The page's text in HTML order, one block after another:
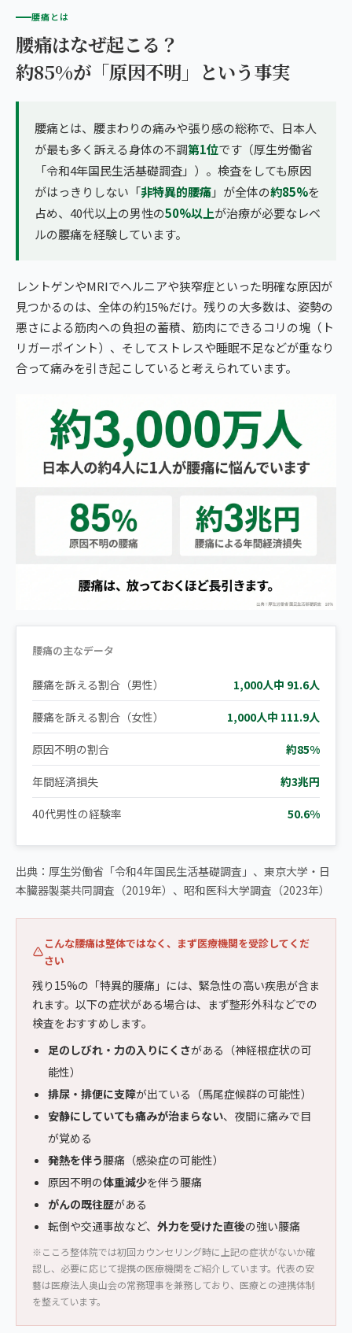
腰痛とは
腰痛はなぜ起こる？
約85%が「原因不明」という事実
腰痛とは、腰まわりの痛みや張り感の総称で、日本人
が最も多く訴える身体の不調第1位です（厚生労働省
「令和4年国民生活基礎調査」）。検査をしても原因
がはっきりしない「非特異的腰痛」が全体の約85%を
占め、40代以上の男性の50%以上が治療が必要なレベ
ルの腰痛を経験しています。
レントゲンやMRIでヘルニアや狭窄症といった明確な原因が
見つかるのは、全体の約15%だけ。残りの大多数は、姿勢の
悪さによる筋肉への負担の蓄積、筋肉にできるコリの塊（ト
リガーポイント）、そしてストレスや睡眠不足などが重なり
合って痛みを引き起こしていると考えられています。
腰痛の主なデータ
腰痛を訴える割合（男性） 1,000人中 91.6人
腰痛を訴える割合（女性） 1,000人中 111.9人
原因不明の割合 約85%
年間経済損失 約3兆円
40代男性の経験率 50.6%
出典：厚生労働省「令和4年国民生活基礎調査」、東京大学・日
本臓器製薬共同調査（2019年）、昭和医科大学調査（2023年）
こんな腰痛は整体ではなく、まず医療機関を受診してくだ
さい
残り15%の「特異的腰痛」には、緊急性の高い疾患が含ま
れます。以下の症状がある場合は、まず整形外科などでの
検査をおすすめします。
足のしびれ・力の入りにくさがある（神経根症状の可
能性）
排尿・排便に支障が出ている（馬尾症候群の可能性）
安静にしていても痛みが治まらない、夜間に痛みで目
が覚める
発熱を伴う腰痛（感染症の可能性）
原因不明の体重減少を伴う腰痛
がんの既往歴がある
転倒や交通事故など、 外力を受けた直後の強い腰痛
※こころ整体院では初回カウンセリング時に上記の症状がないか確
認し、必要に応じて提携の医療機関をご紹介しています。代表の安
藝は医療法人奥山会の常務理事を兼務しており、医療との連携体制
を整えています。